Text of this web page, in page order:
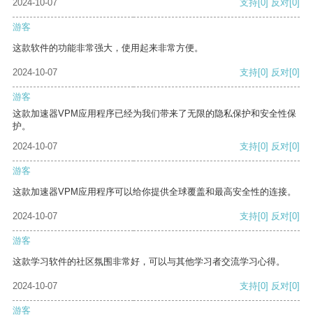
2024-10-07 支持 [0] 反对 [0]
游客
这款软件的功能非常强大，使用起来非常方便。
2024-10-07 支持[0] 反对[0]
游客
这款加速器VPM应用程序已经为我们带来了无限的隐私保护和安全性保
护。
2024-10-07
支持[0] 反对[0]
游客
这款加速器VPM应用程序可以给你提供全球覆盖和最高安全性的连接。
2024-10-07 支持[0] 反对[0]
游客
这款学习软件的社区氛围非常好，可以与其他学习者交流学习心得。
2024-10-07 支持[0] 反对[0]
游客